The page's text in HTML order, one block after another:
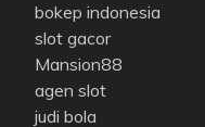
bokep indonesia
slot gacor
Mansion88
agen slot
judi bola